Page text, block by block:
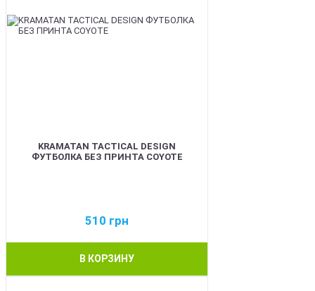
KRAMATAN TACTICAL DESIGN
ФУТБОЛКА БЕЗ ПРИНТА COYOTE
510 грн
В КОРЗИНУ